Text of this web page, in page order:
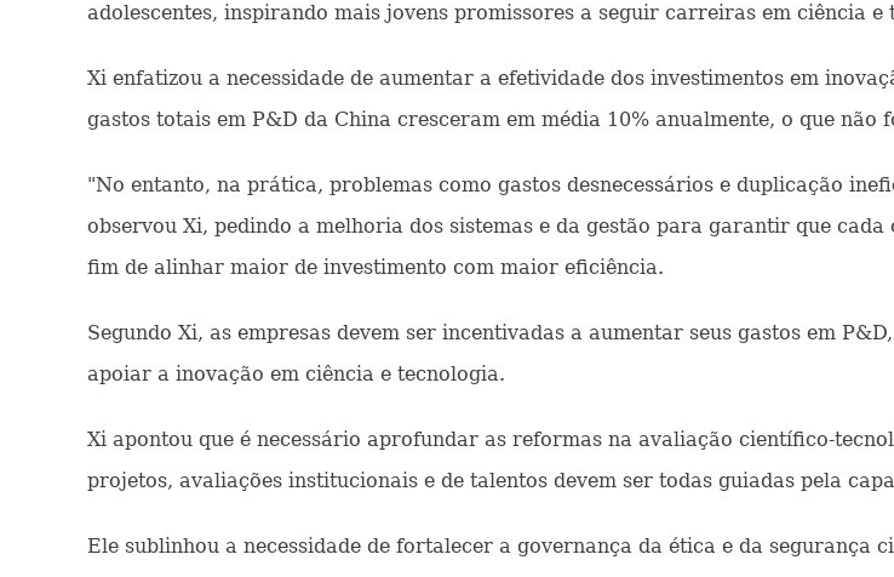
adolescentes, inspirando mais jovens promissores a seguir carreiras em ciência e
Xi enfatizou a necessidade de aumentar a efetividade dos investimentos em
gastos totais em P&D da China cresceram em média 10% anualmente, o que não
"No entanto, na prática, problemas como gastos desnecessários e duplicação
observou Xi, pedindo a melhoria dos sistemas e da gestão para garantir que
fim de alinhar maior de investimento com maior eficiência.
Segundo Xi, as empresas devem ser incentivadas a aumentar seus gastos em
apoiar a inovação em ciência e tecnologia.
Xi apontou que é necessário aprofundar as reformas na avaliação científico-
projetos, avaliações institucionais e de talentos devem ser todas guiadas pela
Ele sublinhou a necessidade de fortalecer a governança da ética e da segurança